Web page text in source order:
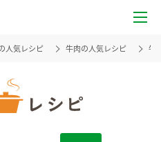
人気レシピ 牛肉の人気レシピ 牛